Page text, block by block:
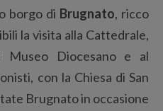
borgo di Brugnato, ricco
la visita alla Cattedrale,
Museo Diocesano e al
con la Chiesa di San
Brugnato in occasione